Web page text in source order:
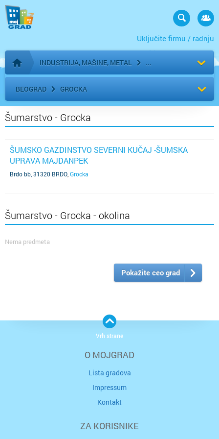
Uključite firmu / radnju
Početna stranica
INDUSTRIJA, MAŠINE, METAL
BEOGRAD GROCKA
Šumarstvo - Grocka
ŠUMSKO GAZDINSTVO SEVERNI KUČAJ -ŠUMSKA
UPRAVA MAJDANPEK
Brdo bb, 31320 BRDO Grocka
Šumarstvo - Grocka - okolina
Nema predmeta
Pokažite ceo grad
O MOJGRAD
Lista gradova
Impressum
Kontakt
ZA KORISNIKE
Vrh strane